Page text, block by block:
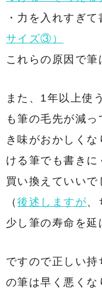
・力を入れすぎ
サイズ③）
これらの原因で筆
また、1年以上使
も筆の毛先が減
き味がおかしく
ける筆でも書きに
買い換えていいで
（後述しますが、
少し筆の寿命を延
ですので正しい
の筆は早く悪くな